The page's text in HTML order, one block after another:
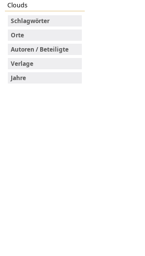
Clouds
Schlagwörter
Orte
Autoren / Beteiligte
Verlage
Jahre